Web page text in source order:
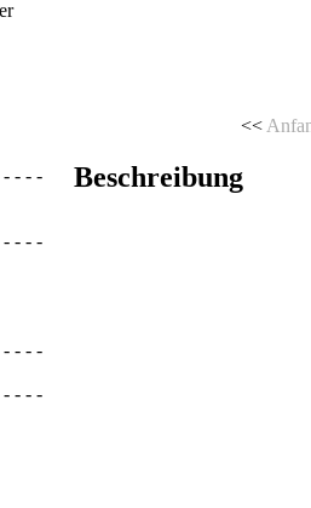
- - -
- - -
- - -
- - -
<<
Beschreibung